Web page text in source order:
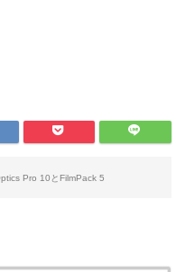
Pro 10とFilmPack 5